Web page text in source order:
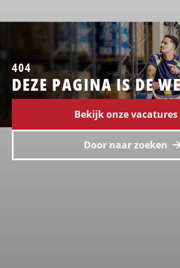
404
DEZE PAGINA IS DE
Bekijk onze vacatures
Door naar zoeken